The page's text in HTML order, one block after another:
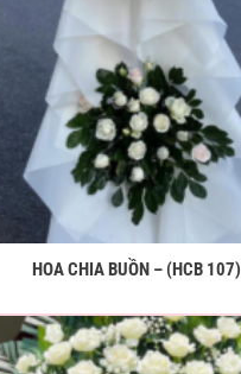
HOA CHIA BUỒN – (HCB 107)